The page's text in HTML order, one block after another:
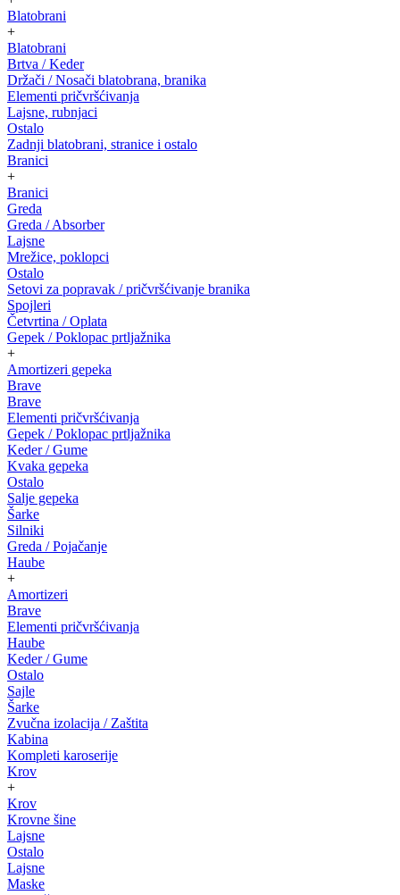
Blatobrani
+
Blatobrani
Brtva / Keder
Držači / Nosači blatobrana, branika
Elementi pričvršćivanja
Lajsne, rubnjaci
Ostalo
Zadnji blatobrani, stranice i ostalo
Branici
+
Branici
Greda
Greda / Absorber
Lajsne
Mrežice, poklopci
Ostalo
Setovi za popravak / pričvršćivanje branika
Spojleri
Četvrtina / Oplata
Gepek / Poklopac prtljažnika
+
Amortizeri gepeka
Brave
Brave
Elementi pričvršćivanja
Gepek / Poklopac prtljažnika
Keder / Gume
Kvaka gepeka
Ostalo
Salje gepeka
Šarke
Silniki
Greda / Pojačanje
Haube
+
Amortizeri
Brave
Elementi pričvršćivanja
Haube
Keder / Gume
Ostalo
Sajle
Šarke
Zvučna izolacija / Zaštita
Kabina
Kompleti karoserije
Krov
+
Krov
Krovne šine
Lajsne
Ostalo
Lajsne
Maske